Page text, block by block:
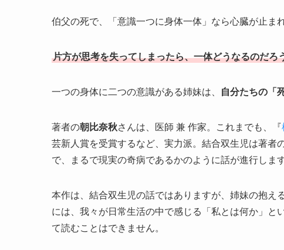
伯父の死で、「意識一つに身体一体」なら心臓が止ま
片方が思考を失ってしまったら、一体どうなるのだろ
一つの身体に二つの意識がある姉妹は、 自分たちの「
著者の朝比奈秋さんは、医師 兼 作家。これまでも、『
芸新人賞を受賞するなど、実力派。結合双生児は著者
で、まるで現実の奇病であるかのように話が進行します
本作は、結合双生児の話ではありますが、姉妹の抱え
には、我々が日常生活の中で感じる「私とは何か」と
て読むことはできません。